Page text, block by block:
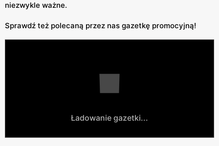
niezwykle ważne.
Sprawdź też polecaną przez nas gazetkę promocyjną!
Ładowanie gazetki...